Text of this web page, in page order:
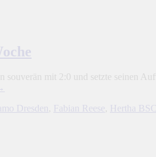
mit 2:0 und setzte seinen
Dresden, Fabian Reese, Hertha BSC